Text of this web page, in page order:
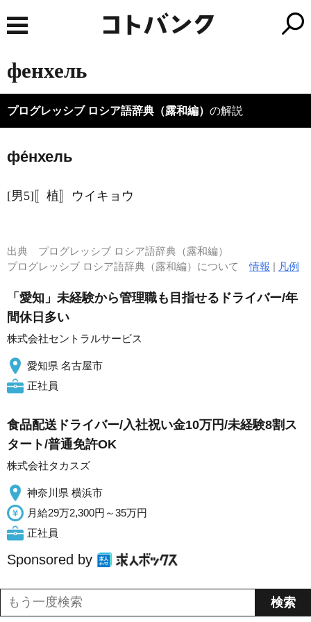
фенхель
プログレッシブ ロシア語辞典（露和編） の解説
фе́нхель
[男5]〚植〛ウイキョウ
出典 プログレッシブ ロシア語辞典（露和編）
プログレッシブ ロシア語辞典（露和編）について情報 | 凡例
「愛知」未経験から管理職も目指せるドライバー/年
間休日多い
株式会社セントラルサービス
愛知県 名古屋市
正社員
食品配送ドライバー/入社祝い金10万円/未経験8割ス
タート/普通免許OK
株式会社タカスズ
神奈川県 横浜市
月給29万2,300円～35万円
正社員
Sponsored by